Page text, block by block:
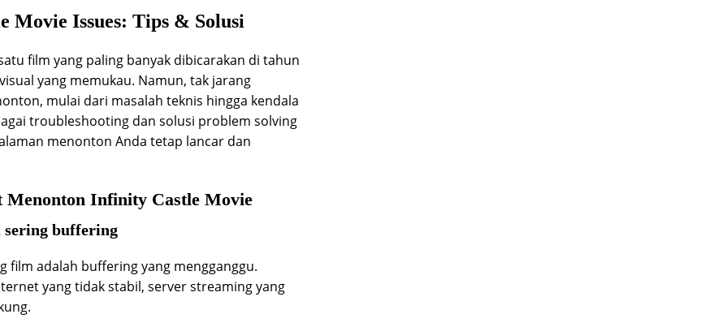
Movie Issues: Tips & Solusi
film yang paling banyak dibicarakan di tahun
yang memukau. Namun, tak jarang
mulai dari masalah teknis hingga kendala
troubleshooting dan solusi problem solving
menonton Anda tetap lancar dan
Menonton Infinity Castle Movie
sering buffering
film adalah buffering yang mengganggu.
yang tidak stabil, server streaming yang